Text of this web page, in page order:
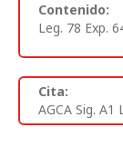
Contenido:
Leg. 78 Exp.
Cita:
AGCA Sig. A1